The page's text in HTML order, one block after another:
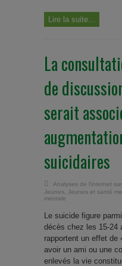
Lire la suite...
La
de
serait
suicidaires
Analyses de l'internet
Jeunes Jeunes et santé
mentale
Le suicide figure
décès chez les 15-24
rapportent un effet de
avoir un ami ou une
enlevés la vie